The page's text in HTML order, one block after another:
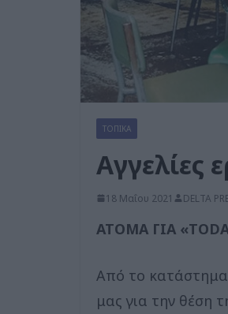
ΤΟΠΙΚΑ
Αγγελίες
18 Μαΐου 2021 DELTA
ΑΤΟΜΑ ΓΙΑ
Από το κατάστημα
μας για την θέση